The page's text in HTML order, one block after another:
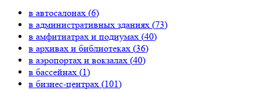
в автосалонах (6)
в административных зданиях (73)
в амфитиатрах и подиумах (40)
в архивах и библиотеках (36)
в аэропортах и вокзалах (40)
в бассейнах (1)
в бизнес-центрах (101)